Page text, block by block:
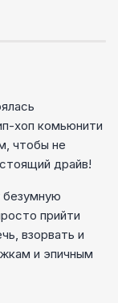
хоп комьюнити
чтобы не
драйв!
безумную
прийти
взорвать и
и эпичным